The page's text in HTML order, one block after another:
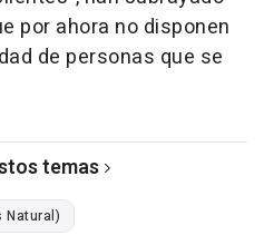
por ahora no disponen
de personas que se
temas
Natural)